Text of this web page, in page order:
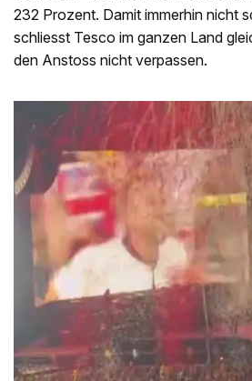
232 Prozent. Damit immerhin nicht
schliesst Tesco im ganzen Land
den Anstoss nicht verpassen.